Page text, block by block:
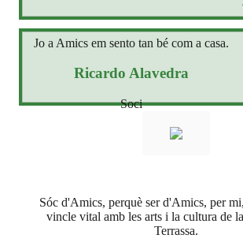
Jo a Amics em sento tan bé com a casa.
Ricardo Alavedra
Soci
Sóc d'Amics, perquè ser d'Amics, per
vincle vital amb les arts i la cultura de
Terrassa.